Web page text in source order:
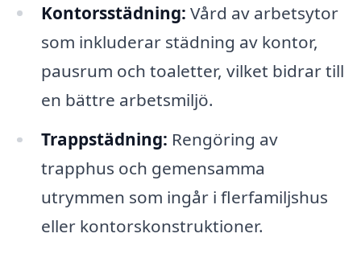
Kontorsstädning: Vård av arbetsytor
som inkluderar städning av kontor,
pausrum och toaletter, vilket bidrar till
en bättre arbetsmiljö.
Trappstädning: Rengöring av
trapphus och gemensamma
utrymmen som ingår i flerfamiljshus
eller kontorskonstruktioner.